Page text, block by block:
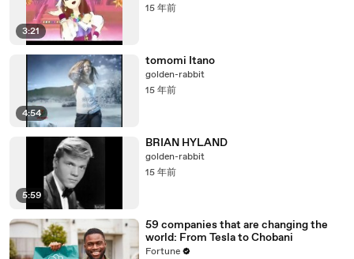
3:21
15 年前
4:54
tomomi Itano
golden-rabbit
15 年前
5:59
BRIAN HYLAND
golden-rabbit
15 年前
59 companies that are changing the
world: From Tesla to Chobani
Fortune